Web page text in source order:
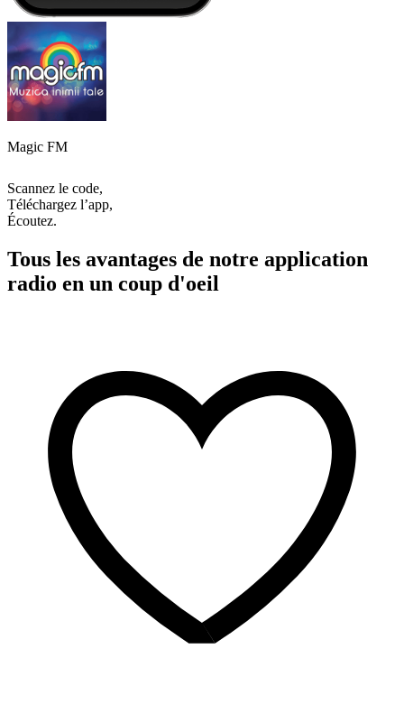
Magic FM
Scannez le code,
Téléchargez l’app,
Écoutez.
Tous les avantages de notre application
radio en un coup d'oeil